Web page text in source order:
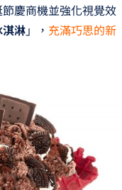
慶商機並強化視覺效
淋」， 充滿巧思的新